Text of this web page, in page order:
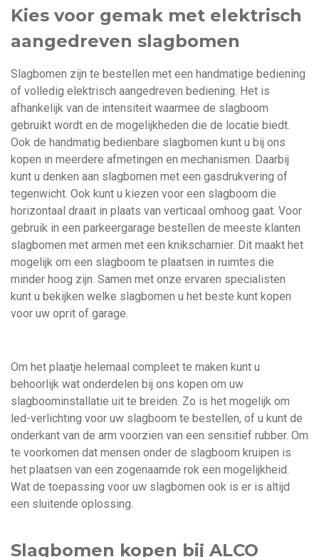
Kies voor gemak met elektrisch
aangedreven slagbomen
Slagbomen zijn te bestellen met een handmatige bediening
of volledig elektrisch aangedreven bediening. Het is
afhankelijk van de intensiteit waarmee de slagboom
gebruikt wordt en de mogelijkheden die de locatie biedt.
Ook de handmatig bedienbare slagbomen kunt u bij ons
kopen in meerdere afmetingen en mechanismen. Daarbij
kunt u denken aan slagbomen met een gasdrukvering of
tegenwicht. Ook kunt u kiezen voor een slagboom die
horizontaal draait in plaats van verticaal omhoog gaat. Voor
gebruik in een parkeergarage bestellen de meeste klanten
slagbomen met armen met een knikscharnier. Dit maakt het
mogelijk om een slagboom te plaatsen in ruimtes die
minder hoog zijn. Samen met onze ervaren specialisten
kunt u bekijken welke slagbomen u het beste kunt kopen
voor uw oprit of garage.
Om het plaatje helemaal compleet te maken kunt u
behoorlijk wat onderdelen bij ons kopen om uw
slagboominstallatie uit te breiden. Zo is het mogelijk om
led-verlichting voor uw slagboom te bestellen, of u kunt de
onderkant van de arm voorzien van een sensitief rubber. Om
te voorkomen dat mensen onder de slagboom kruipen is
het plaatsen van een zogenaamde rok een mogelijkheid.
Wat de toepassing voor uw slagbomen ook is er is altijd
een sluitende oplossing.
Slagbomen kopen bij ALCO